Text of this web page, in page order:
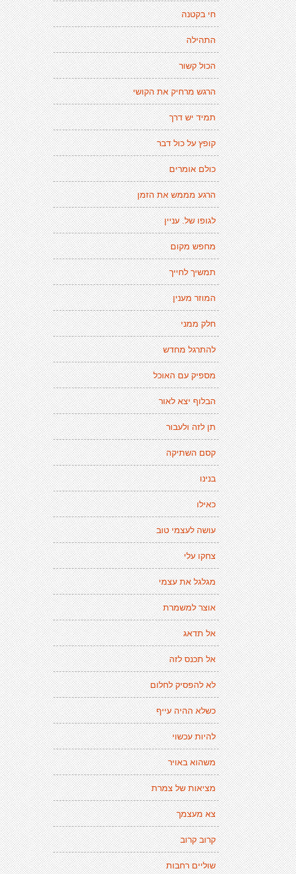
חי בקטנה
התהילה
הכול קשור
הרגש מרחיק את הקושי
תמיד יש דרך
קופץ על כול דבר
כולם אומרים
הרגע מממש את הזמן
לגופו של. עניין
מחפש מקום
תמשיך לחייך
המוזר מענין
חלק ממני
להתרגל מחדש
מספיק עם האוכל
הבלוף יצא לאור
תן לזה ולעבור
קסם השתיקה
בנינו
כאילו
עושה לעצמי טוב
צחקו עלי
מגלגל את עצמי
אוצר למשמרת
אל תדאג
אל תכנס לזה
לא להפסיק לחלום
כשלא ההיה עייף
להיות עכשוי
משהוא באויר
מציאות של צמרת
צא מעצמך
קרוב קרוב
שוליים רחבות